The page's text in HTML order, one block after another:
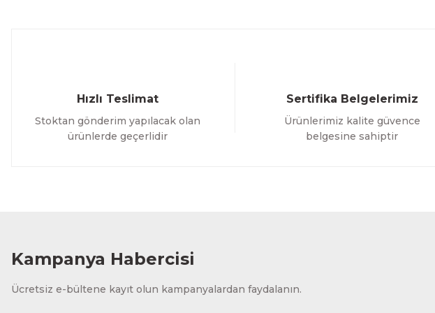
Hızlı Teslimat
Stoktan gönderim yapılacak olan
ürünlerde geçerlidir
Sertifika Belgelerimiz
Ürünlerimiz kalite güvence
belgesine sahiptir
Kampanya Habercisi
Ücretsiz e-bültene kayıt olun kampanyalardan faydalanın.